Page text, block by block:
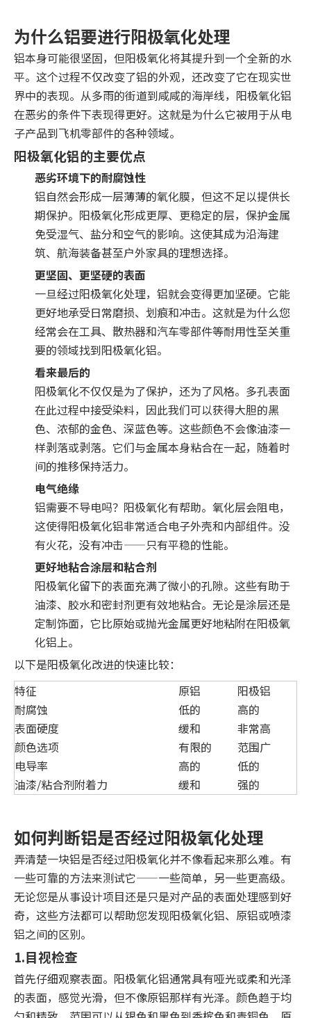
为什么铝要进行阳极氧化处理
铝本身可能很坚固，但阳极氧化将其提升到一个全新的水
平。这个过程不仅改变了铝的外观，还改变了它在现实世
界中的表现。从多雨的街道到咸咸的海岸线，阳极氧化铝
在恶劣的条件下表现得更好。这就是为什么它被用于从电
子产品到飞机零部件的各种领域。
阳极氧化铝的主要优点
恶劣环境下的耐腐蚀性
铝自然会形成一层薄薄的氧化膜，但这不足以提供长
期保护。阳极氧化形成更厚、更稳定的层，保护金属
免受湿气、盐分和空气的影响。这使其成为沿海建
筑、航海装备甚至户外家具的理想选择。
更坚固、更坚硬的表面
一旦经过阳极氧化处理，铝就会变得更加坚硬。它能
更好地承受日常磨损、划痕和冲击。这就是为什么您
经常会在工具、散热器和汽车零部件等耐用性至关重
要的领域找到阳极氧化铝。
看来最后的
阳极氧化不仅仅是为了保护，还为了风格。多孔表面
在此过程中接受染料，因此我们可以获得大胆的黑
色、浓郁的金色、深蓝色等。这些颜色不会像油漆一
样剥落或剥落。它们与金属本身粘合在一起，随着时
间的推移保持活力。
电气绝缘
铝需要不导电吗？阳极氧化有帮助。氧化层会阻电，
这使得阳极氧化铝非常适合电子外壳和内部组件。没
有火花，没有冲击——只有平稳的性能。
更好地粘合涂层和粘合剂
阳极氧化留下的表面充满了微小的孔隙。这些有助于
油漆、胶水和密封剂更有效地粘合。无论是涂层还是
定制饰面，它比原始或抛光金属更好地粘附在阳极氧
化铝上。
以下是阳极氧化改进的快速比较：
特征
原铝
阳极铝
耐腐蚀
低的
高的
表面硬度
缓和
非常高
颜色选项
有限的
范围广
电导率
高的
低的
油漆/粘合剂附着力
缓和 强的
如何判断铝是否经过阳极氧化处理
弄清楚一块铝是否经过阳极氧化并不像看起来那么难。有
一些可靠的方法来测试它——一些简单，另一些更高级。
无论您是从事设计项目还是只是对产品的表面处理感到好
奇，这些方法都可以帮助您发现阳极氧化铝、原铝或喷漆
铝之间的区别。
1.目视检查
首先仔细观察表面。阳极氧化铝通常具有哑光或柔和光泽
的表面，感觉光滑，但不像原铝那样有光泽。颜色趋于均